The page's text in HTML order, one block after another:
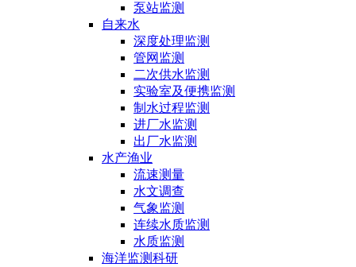
泵站监测
自来水
深度处理监测
管网监测
二次供水监测
实验室及便携监测
制水过程监测
进厂水监测
出厂水监测
水产渔业
流速测量
水文调查
气象监测
连续水质监测
水质监测
海洋监测科研